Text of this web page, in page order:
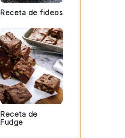
Receta de fideos
Receta de
Fudge